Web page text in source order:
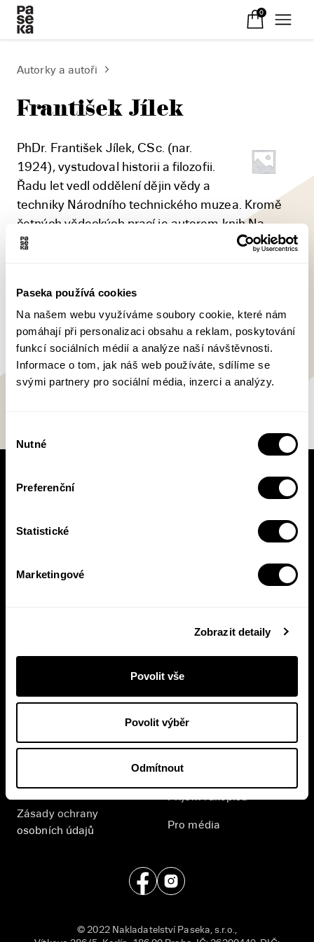
Paseka používá cookies
Na našem webu využíváme soubory cookie, které nám
pomáhají při personalizaci obsahu a reklam, poskytování
funkcí sociálních médií a analýze naší návštěvnosti.
Informace o tom, jak náš web používáte, sdílíme se
svými partnery pro sociální média, inzerci a analýzy.
souhlasu
Nutné
Preferenční
Statistické
Marketingové
Zobrazit detaily
Povolit vše
Povolit výběr
Odmítnout
0
Autorky a autoři
František Jílek
PhDr. František Jílek, CSc. (nar.
1924), vystudoval historii a filozofii.
Řadu let vedl oddělení dějin vědy a
techniky Národního technického muzea. Kromě
četných vědeckých prací je autorem knih Na
prahu naší techniky, Dějiny techniky, Studenti v
přeložena do několika cizích jazyků.
V pracovní době se nebudou číst noviny!
Pasece šustne, ať už vás zajímá pohled do
Přihlášením se k odběru novinek souhlasíte sezpracováním
Časté dotazy
podmínky
Zásady ochrany
osobních údajů
Kontakt
English
Příjem rukopisů
Pro média
© 2022 Nakladatelství Paseka, s.r.o.,